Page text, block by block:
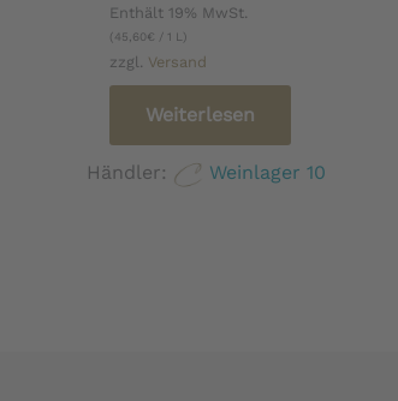
Enthält 19% MwSt.
(45,60€ / 1 L)
zzgl. Versand
Weiterlesen
Händler: Weinlager 10